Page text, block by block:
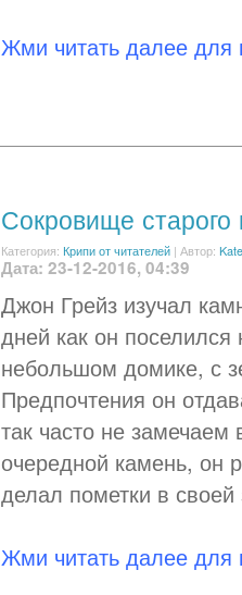
Жми читать далее для
Сокровище старого
Категория: Крипи от читателей | Автор:
Дата: 23-12-2016, 04:39
Джон Грейз изучал
дней как он
небольшом домике, с
Предпочтения он
так часто не
очередной камень, он
делал пометки в своей
Жми читать далее для